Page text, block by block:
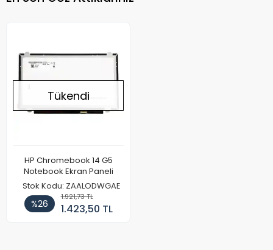
Tükendi
HP Chromebook 14 G5
Notebook Ekran Paneli
Stok Kodu: ZAALODWGAE
%26
1.921,73 TL
1.423,50 TL